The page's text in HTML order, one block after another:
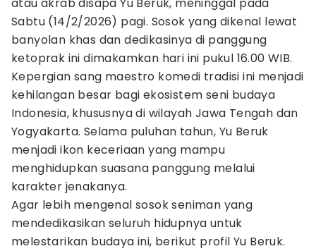
Sabtu (14/2/2026) pagi. Sosok yang dikenal lewat
banyolan khas dan dedikasinya di panggung
ketoprak ini dimakamkan hari ini pukul 16.00 WIB.
​Kepergian sang maestro komedi tradisi ini menjadi
kehilangan besar bagi ekosistem seni budaya
Indonesia, khususnya di wilayah Jawa Tengah dan
Yogyakarta. Selama puluhan tahun, Yu Beruk
menjadi ikon keceriaan yang mampu
menghidupkan suasana panggung melalui
karakter jenakanya.
Agar lebih mengenal sosok seniman yang
mendedikasikan seluruh hidupnya untuk
melestarikan budaya ini, berikut profil Yu Beruk.